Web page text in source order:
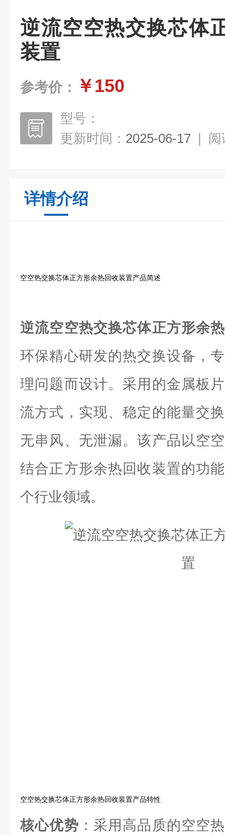
逆流空空热交换芯体
装置
参考价： ￥150
型号：
更新时间： 2025-06-17 | 阅
详情介绍
空空热交换芯体正方形余热回收装置产品简述
逆流空空热交换芯体正方形余
环保精心研发的热交换设备，
理问题而设计。采用的金属板
流方式，实现、稳定的能量交
无串风、无泄漏。该产品以空
结合正方形余热回收装置的功
个行业领域。
空空热交换芯体正方形余热回收装置产品特性
核心优势 ：采用高品质的空空